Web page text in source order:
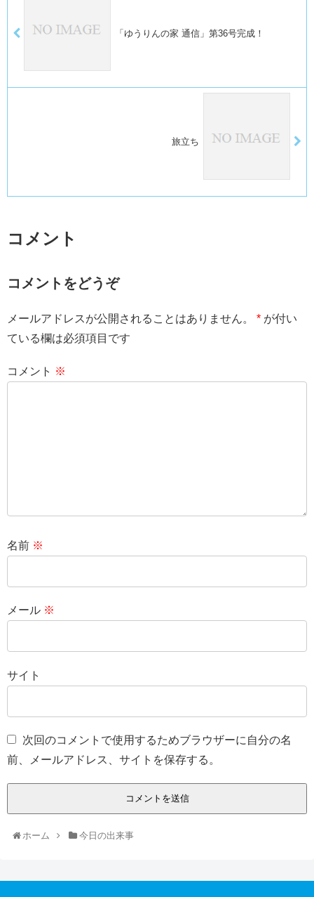
「ゆうりんの家 通信」第36号完成！
旅立ち
コメント
コメントをどうぞ
メールアドレスが公開されることはありません。 * が付い
ている欄は必須項目です
コメント ※
名前 ※
メール ※
サイト
次回のコメントで使用するためブラウザーに自分の名
前、メールアドレス、サイトを保存する。
ホーム 今日の出来事